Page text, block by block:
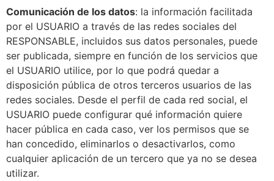
Comunicación de los datos: la información facilitada
por el USUARIO a través de las redes sociales del
RESPONSABLE, incluidos sus datos personales, puede
ser publicada, siempre en función de los servicios que
el USUARIO utilice, por lo que podrá quedar a
disposición pública de otros terceros usuarios de las
redes sociales. Desde el perfil de cada red social, el
USUARIO puede configurar qué información quiere
hacer pública en cada caso, ver los permisos que se
han concedido, eliminarlos o desactivarlos, como
cualquier aplicación de un tercero que ya no se desea
utilizar.